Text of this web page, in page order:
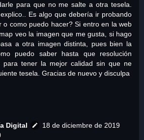
para que no me salte a otra tesela.
Es algo que debería ir probando
o como puedo hacer? Si entro en la web
veo la imagen que me gusta, si hago
a otra imagen distinta, pues bien la
puedo saber hasta que resolución
para tener la mejor calidad sin que ne
tesela. Gracias de nuevo y disculpa
Digital
18 de diciembre de 2019